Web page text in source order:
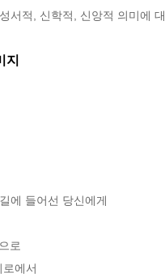
서적, 신학적, 신앙적 의미에
지
에 들어선 당신에게
로
에서